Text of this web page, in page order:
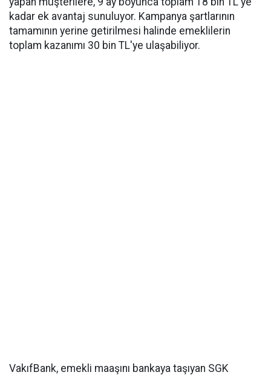
kadar ek avantaj sunuluyor. Kampanya şartlarının
tamamının yerine getirilmesi halinde emeklilerin
toplam kazanımı 30 bin TL'ye ulaşabiliyor.
VakıfBank, emekli maaşını bankaya taşıyan SGK